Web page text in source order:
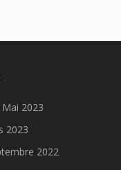
2023
2023
2022